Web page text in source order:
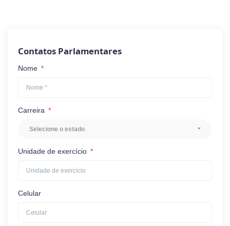
Contatos Parlamentares
Nome *
Carreira *
Selecione o estado
Unidade de exercício *
Celular